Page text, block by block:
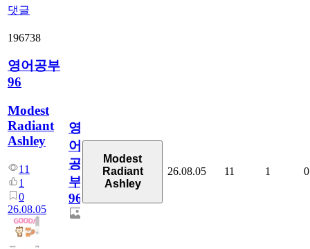
댓글
196738
영어공부
96
Modest
Radiant
Ashley
11
1
0
26.08.05
영
어
공
부
96
Modest
Radiant
Ashley
26.08.05 11 1 0